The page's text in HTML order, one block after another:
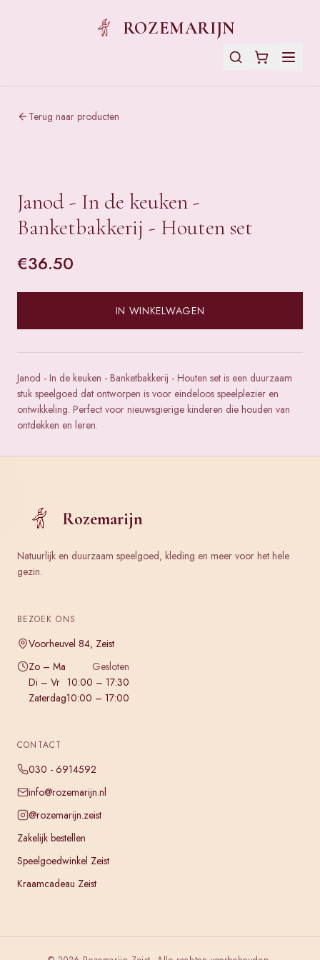
ROZEMARIJN
Terug naar producten
Janod - In de keuken -
Banketbakkerij - Houten set
€36.50
IN WINKELWAGEN
Janod - In de keuken - Banketbakkerij - Houten set is een duurzaam
stuk speelgoed dat ontworpen is voor eindeloos speelplezier en
ontwikkeling. Perfect voor nieuwsgierige kinderen die houden van
ontdekken en leren.
Rozemarijn
Natuurlijk en duurzaam speelgoed, kleding en meer voor het hele
gezin.
BEZOEK ONS
Voorheuvel 84, Zeist
Zo – Ma
Gesloten
Di – Vr 10:00 – 17:30
Zaterdag10:00 – 17:00
CONTACT
030 - 6914592
info@rozemarijn.nl
@rozemarijn.zeist
Zakelijk bestellen
Speelgoedwinkel Zeist
Kraamcadeau Zeist